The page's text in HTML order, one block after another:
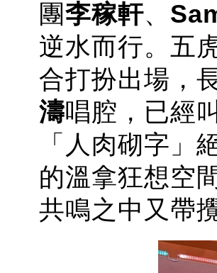
團李稼軒、
逆水而行。五
合打扮出場，
濤唱腔， 已經
「人肉砌字」
的溫拿狂想空
共鳴之中又帶